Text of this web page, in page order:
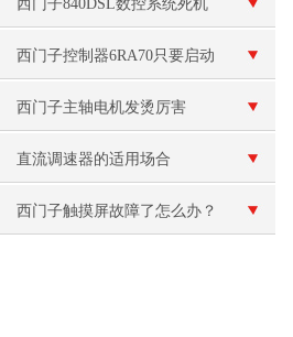
量！
西门子840DSL数控系统死机
维修
西门子控制器6RA70只要启动
就烧保险维修
西门子主轴电机发烫厉害
直流调速器的适用场合
西门子触摸屏故障了怎么办？